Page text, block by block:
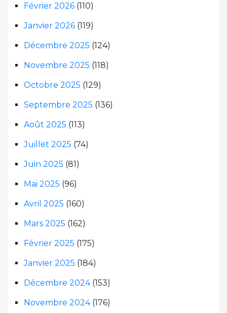
Février 2026 (110)
Janvier 2026 (119)
Décembre 2025 (124)
Novembre 2025 (118)
Octobre 2025 (129)
Septembre 2025 (136)
Août 2025 (113)
Juillet 2025 (74)
Juin 2025 (81)
Mai 2025 (96)
Avril 2025 (160)
Mars 2025 (162)
Février 2025 (175)
Janvier 2025 (184)
Décembre 2024(153)
Novembre 2024(176)